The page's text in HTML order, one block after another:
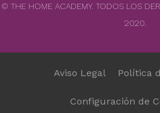
© THE HOME ACADEMY. TODOS LOS
2020.
Aviso Legal Política
Configuración de